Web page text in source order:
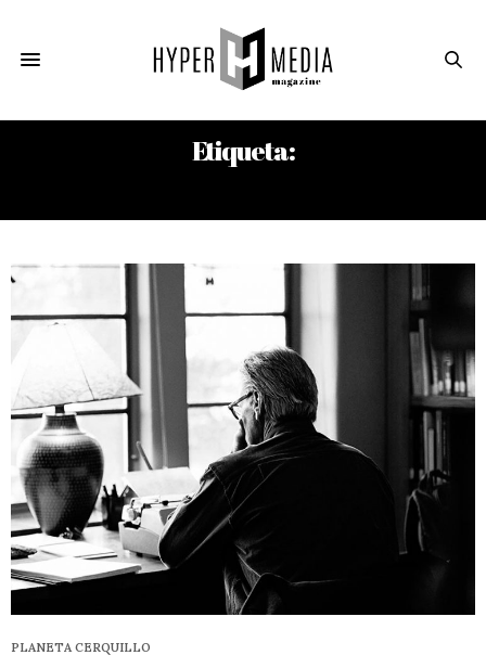
Etiqueta:
PLANETA CERQUILLO